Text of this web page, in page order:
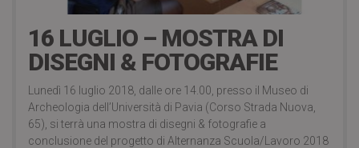
16 LUGLIO – MOSTRA DI
DISEGNI & FOTOGRAFIE
Lunedì 16 luglio 2018, dalle ore 14.00, presso il Museo di
Archeologia dell’Università di Pavia (Corso Strada Nuova,
65), si terrà una mostra di disegni & fotografie a
conclusione del progetto di Alternanza Scuola/Lavoro 2018